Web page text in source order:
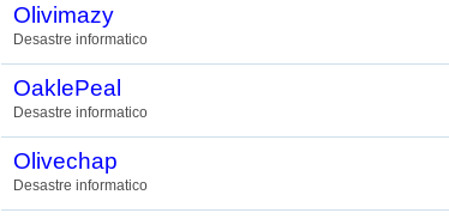
Olivimazy
Desastre informatico
OaklePeal
Desastre informatico
Olivechap
Desastre informatico